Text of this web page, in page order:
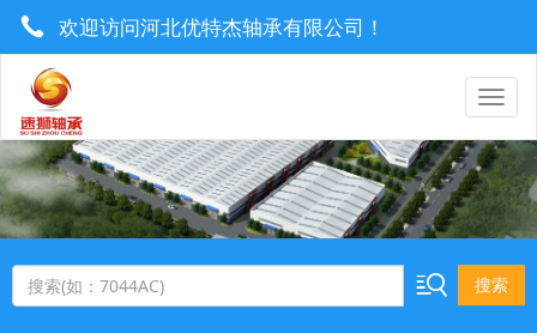
欢迎访问河北优特杰轴承有限公司！
0319-8577222 / 13930921506 utrgebearing@163.com
搜索